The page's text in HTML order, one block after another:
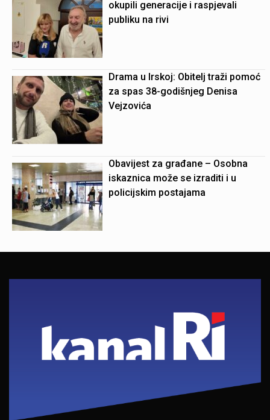
okupili generacije i raspjevali
publiku na rivi
Drama u Irskoj: Obitelj traži pomoć
za spas 38-godišnjeg Denisa
Vejzovića
Obavijest za građane – Osobna
iskaznica može se izraditi i u
policijskim postajama